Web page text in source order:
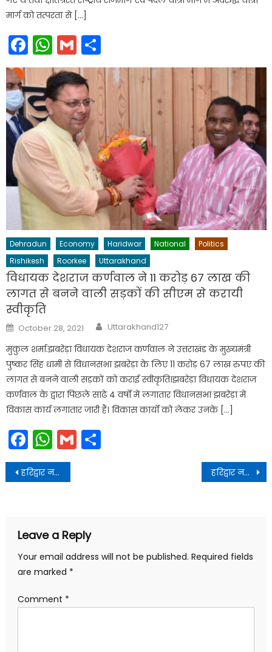
मार्ग को तत्परता से […]
Facebook
WhatsApp
Gmail
Dehradun Economy Haridwar National
Politics
Rishikesh
Roorkee Uttarakhand
विधायक देशराज कर्णवाल ने 11 करोड़ 67 लाख की
लागत से बनने वाली सड़कों की सीएम से करायी
स्वीकृति
Posted
on
October 28, 2021 Author
Uttarakhand127
मुकुल शर्मा.झबरेड़ा विधायक देशराज कर्णवाल ने उत्तराखंड के मुख्यमंत्री
पुष्कर सिंह धामी से विधानसभा झबरेड़ा के लिए 11 करोड़ 67 लाख रुपए की
लागत से बनने वाली सड़कों को कराई स्वीकृति।झबरेड़ा विधायक देशराज
कर्णवाल के द्वारा पिछले साढे 4 वर्षों में लगातार विधानसभा झबरेड़ा में
विकास कार्य लगातार जारी हैं। विकास कार्यों को लेकर उनके […]
Facebook
WhatsApp
Gmail
Post
navigation
हरिद्वार नगर निगम चुनाव: वार्ड 14 से भाजपा के ललित रावत जीते हरिद्वार नगर निगम चुनाव: वार्ड 17 से भाजपा प्रत्याशी रानी देवी जीती
Leave a Reply
Your email address will not be published. Required fields
are marked *
Comment *